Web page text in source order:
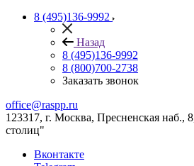
8 (495)136-9992
Назад
8 (495)136-9992
8 (800)700-2738
Заказать звонок
office@raspp.ru
123317, г. Москва, Пресненская
столиц"
Вконтакте